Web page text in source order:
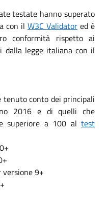
testate hanno superato
con il W3C Validator ed è
conformità rispetto ai
dalla legge italiana con il
conto dei principali
2016 e di quelli che
superiore a 100 al test
9+